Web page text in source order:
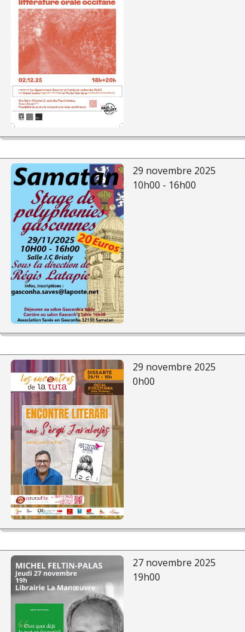
29 novembre 2025
10h00 - 16h00
29 novembre 2025
0h00
27 novembre 2025
19h00